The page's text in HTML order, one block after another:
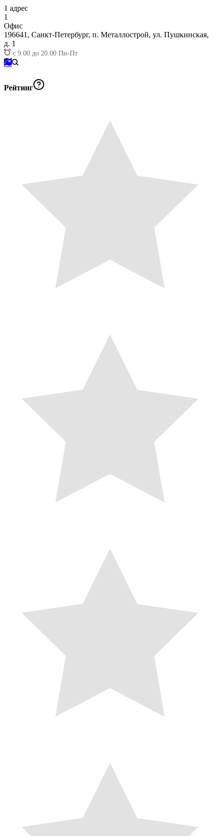
1 адрес
1
Офис
196641, Санкт-Петербург, п. Металлострой, ул. Пушкинская,
д. 1
с 9.00 до 20.00 Пн-Пт
Рейтинг